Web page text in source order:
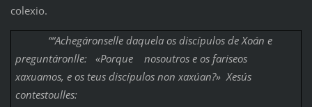
colexio.
““Achegáronselle daquela os discípulos de Xoán e
preguntáronlle:
«Porque
nosoutros e os fariseos
xaxuamos, e os teus discípulos non xaxúan?» Xesús
contestoulles: